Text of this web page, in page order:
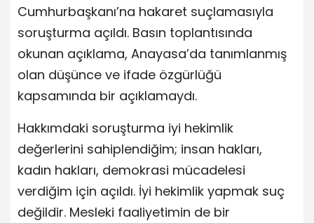
Cumhurbaşkanı’na hakaret suçlamasıyla
soruşturma açıldı. Basın toplantısında
okunan açıklama, Anayasa’da tanımlanmış
olan düşünce ve ifade özgürlüğü
kapsamında bir açıklamaydı.
Hakkımdaki soruşturma iyi hekimlik
değerlerini sahiplendiğim; insan hakları,
kadın hakları, demokrasi mücadelesi
verdiğim için açıldı. İyi hekimlik yapmak suç
değildir. Mesleki faaliyetimin de bir